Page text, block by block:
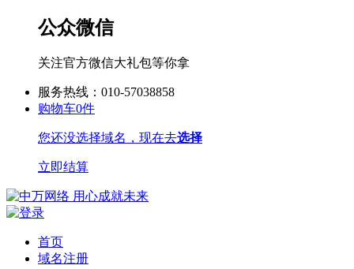
公众微信
关注官方微信大礼包等你拿
服务热线：010-57038858
购物车0件
您还没选择域名，现在去选择
立即结算
首页
域名注册